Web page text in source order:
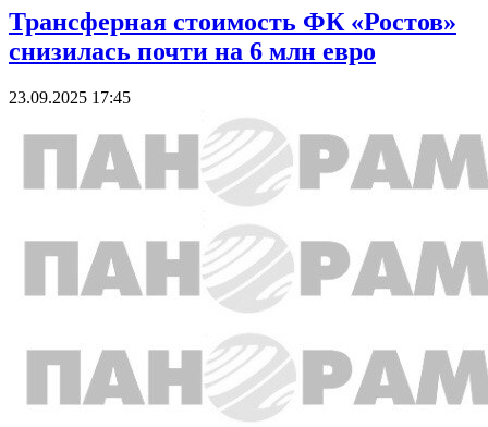
Трансферная стоимость ФК «Ростов»
снизилась почти на 6 млн евро
23.09.2025 17:45